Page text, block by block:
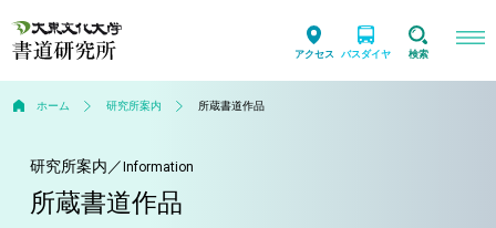
アクセス バスダイヤ 検索
ホーム 研究所案内 所蔵書道作品
研究所案内 ／ Information
所蔵書道作品